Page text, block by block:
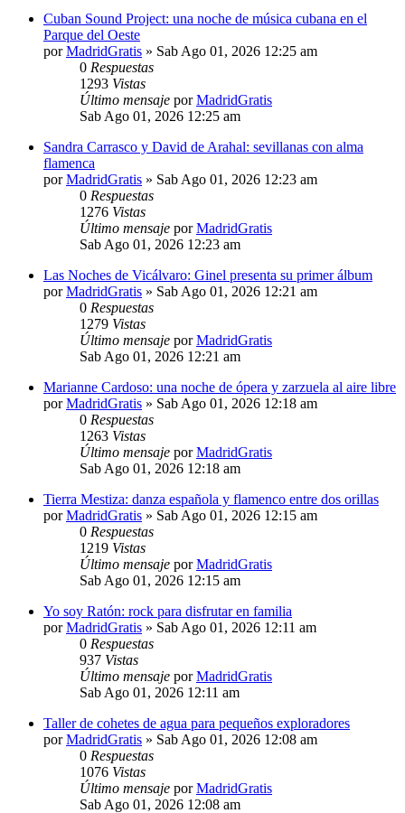
Cuban Sound Project: una noche de música cubana en el
Parque del Oeste
porMadridGratis » Sab Ago 01, 2026 12:25 am
0 Respuestas
1293 Vistas
Último mensaje porMadridGratis
Sab Ago 01, 2026 12:25 am
Sandra Carrasco y David de Arahal: sevillanas con alma
flamenca
porMadridGratis » Sab Ago 01, 2026 12:23 am
0 Respuestas
1276 Vistas
Último mensaje porMadridGratis
Sab Ago 01, 2026 12:23 am
Las Noches de Vicálvaro: Ginel presenta su primer álbum
porMadridGratis » Sab Ago 01, 2026 12:21 am
0 Respuestas
1279 Vistas
Último mensaje porMadridGratis
Sab Ago 01, 2026 12:21 am
Marianne Cardoso: una noche de ópera y zarzuela al aire libre
porMadridGratis » Sab Ago 01, 2026 12:18 am
0 Respuestas
1263 Vistas
Último mensaje porMadridGratis
Sab Ago 01, 2026 12:18 am
Tierra Mestiza: danza española y flamenco entre dos orillas
porMadridGratis » Sab Ago 01, 2026 12:15 am
0 Respuestas
1219 Vistas
Último mensaje porMadridGratis
Sab Ago 01, 2026 12:15 am
Yo soy Ratón: rock para disfrutar en familia
porMadridGratis » Sab Ago 01, 2026 12:11 am
0 Respuestas
937 Vistas
Último mensaje porMadridGratis
Sab Ago 01, 2026 12:11 am
Taller de cohetes de agua para pequeños exploradores
porMadridGratis » Sab Ago 01, 2026 12:08 am
0 Respuestas
1076 Vistas
Último mensaje porMadridGratis
Sab Ago 01, 2026 12:08 am